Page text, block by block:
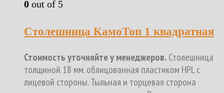
0 out of 5
Столешница КамоТоп 1 квадратная
Стоимость уточняйте у менеджеров.Столешница
толщиной 18 мм. облицованная пластиком HPL с
лицевой стороны. Тыльная и торцевая сторона